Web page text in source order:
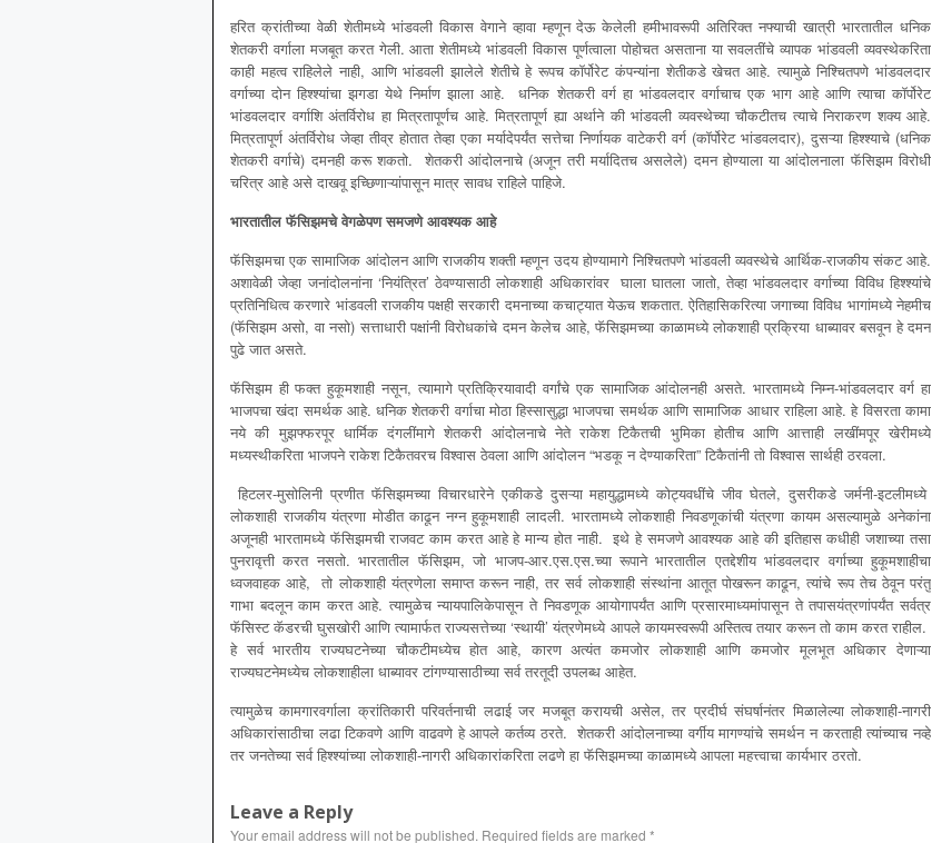
हरित क्रांतीच्या वेळी शेतीमध्ये भांडवली विकास वेगाने व्हावा म्हणून देऊ केलेली हमीभावरूपी अतिरिक्त नफ्याची खात्री भारतातील धनिक
शेतकरी वर्गाला मजबूत करत गेली. आता शेतीमध्ये भांडवली विकास पूर्णत्वाला पोहोचत असताना या सवलतींचे व्यापक भांडवली व्यवस्थेकरिता
काही महत्व राहिलेले नाही, आणि भांडवली झालेले शेतीचे हे रूपच कॉर्पोरेट कंपन्यांना शेतीकडे खेचत आहे. त्यामुळे निश्चितपणे भांडवलदार
वर्गाच्या दोन हिश्श्यांचा झगडा येथे निर्माण झाला आहे. धनिक शेतकरी वर्ग हा भांडवलदार वर्गाचाच एक भाग आहे आणि त्याचा कॉर्पोरेट
भांडवलदार वर्गाशि अंतर्विरोध हा मित्रतापूर्णच आहे. मित्रतापूर्ण ह्या अर्थाने की भांडवली व्यवस्थेच्या चौकटीतच त्याचे निराकरण शक्य आहे.
मित्रतापूर्ण अंतर्विरोध जेव्हा तीव्र होतात तेव्हा एका मर्यादेपर्यंत सत्तेचा निर्णायक वाटेकरी वर्ग (कॉर्पोरेट भांडवलदार), दुसऱ्या हिश्श्याचे (धनिक
शेतकरी वर्गाचे) दमनही करू शकतो. शेतकरी आंदोलनाचे (अजून तरी मर्यादितच असलेले) दमन होण्याला या आंदोलनाला फॅसिझम विरोधी
चरित्र आहे असे दाखवू इच्छिणाऱ्यांपासून मात्र सावध राहिले पाहिजे.
भारतातील फॅसिझमचे वेगळेपण समजणे आवश्यक आहे
फॅसिझमचा एक सामाजिक आंदोलन आणि राजकीय शक्ती म्हणून उदय होण्यामागे निश्चितपणे भांडवली व्यवस्थेचे आर्थिक-राजकीय संकट आहे.
अशावेळी जेव्हा जनांदोलनांना ‘नियंत्रित’ ठेवण्यासाठी लोकशाही अधिकारांवर घाला घातला जातो, तेव्हा भांडवलदार वर्गाच्या विविध हिश्श्यांचे
प्रतिनिधित्व करणारे भांडवली राजकीय पक्षही सरकारी दमनाच्या कचाट्यात येऊच शकतात. ऐतिहासिकरित्या जगाच्या विविध भागांमध्ये नेहमीच
(फॅसिझम असो, वा नसो) सत्ताधारी पक्षांनी विरोधकांचे दमन केलेच आहे, फॅसिझमच्या काळामध्ये लोकशाही प्रक्रिया धाब्यावर बसवून हे दमन
पुढे जात असते.
फॅसिझम ही फक्त हुकूमशाही नसून, त्यामागे प्रतिक्रियावादी वर्गांचे एक सामाजिक आंदोलनही असते. भारतामध्ये निम्न-भांडवलदार वर्ग हा
भाजपचा खंदा समर्थक आहे. धनिक शेतकरी वर्गाचा मोठा हिस्सासुद्धा भाजपचा समर्थक आणि सामाजिक आधार राहिला आहे. हे विसरता कामा
नये की मुझफ्फरपूर धार्मिक दंगलींमागे शेतकरी आंदोलनाचे नेते राकेश टिकैतची भुमिका होतीच आणि आत्ताही लखींमपूर खेरीमध्ये
मध्यस्थीकरिता भाजपने राकेश टिकैतवरच विश्वास ठेवला आणि आंदोलन “भडकू न देण्याकरिता” टिकैतांनी तो विश्वास सार्थही ठरवला.
हिटलर-मुसोलिनी प्रणीत फॅसिझमच्या विचारधारेने एकीकडे दुसऱ्या महायुद्धामध्ये कोट्यवधींचे जीव घेतले, दुसरीकडे जर्मनी-इटलीमध्ये
लोकशाही राजकीय यंत्रणा मोडीत काढून नग्न हुकूमशाही लादली. भारतामध्ये लोकशाही निवडणूकांची यंत्रणा कायम असल्यामुळे अनेकांना
अजूनही भारतामध्ये फॅसिझमची राजवट काम करत आहे हे मान्य होत नाही. इथे हे समजणे आवश्यक आहे की इतिहास कधीही जशाच्या तसा
पुनरावृत्ती करत नसतो. भारतातील फॅसिझम, जो भाजप-आर.एस.एस.च्या रूपाने भारतातील एतद्देशीय भांडवलदार वर्गाच्या हुकूमशाहीचा
ध्वजवाहक आहे, तो लोकशाही यंत्रणेला समाप्त करून नाही, तर सर्व लोकशाही संस्थांना आतूत पोखरून काढून, त्यांचे रूप तेच ठेवून परंतु
गाभा बदलून काम करत आहे. त्यामुळेच न्यायपालिकेपासून ते निवडणूक आयोगापर्यंत आणि प्रसारमाध्यमांपासून ते तपासयंत्रणांपर्यंत सर्वत्र
फॅसिस्ट कॅडरची घुसखोरी आणि त्यामार्फत राज्यसत्तेच्या ‘स्थायी’ यंत्रणेमध्ये आपले कायमस्वरूपी अस्तित्व तयार करून तो काम करत राहील.
हे सर्व भारतीय राज्यघटनेच्या चौकटीमध्येच होत आहे, कारण अत्यंत कमजोर लोकशाही आणि कमजोर मूलभूत अधिकार देणाऱ्या
राज्यघटनेमध्येच लोकशाहीला धाब्यावर टांगण्यासाठीच्या सर्व तरतूदी उपलब्ध आहेत.
त्यामुळेच कामगारवर्गाला क्रांतिकारी परिवर्तनाची लढाई जर मजबूत करायची असेल, तर प्रदीर्घ संघर्षानंतर मिळालेल्या लोकशाही-नागरी
अधिकारांसाठीचा लढा टिकवणे आणि वाढवणे हे आपले कर्तव्य ठरते. शेतकरी आंदोलनाच्या वर्गीय मागण्यांचे समर्थन न करताही त्यांच्याच नव्हे
तर जनतेच्या सर्व हिश्श्यांच्या लोकशाही-नागरी अधिकारांकरिता लढणे हा फॅसिझमच्या काळामध्ये आपला महत्त्वाचा कार्यभार ठरतो.
Leave a Reply
Your email address will not be published. Required fields are marked *